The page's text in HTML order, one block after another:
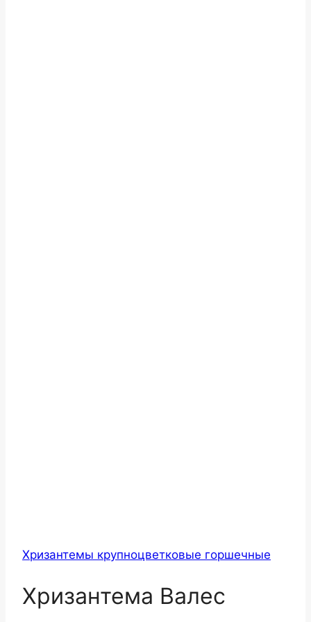
Хризантемы крупноцветковые горшечные
Хризантема Валес